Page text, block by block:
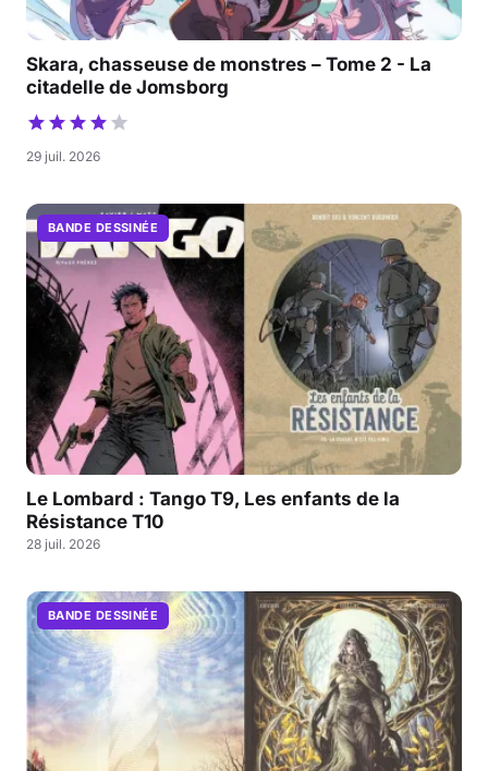
Skara, chasseuse de monstres – Tome 2 - La
citadelle de Jomsborg
29 juil. 2026
BANDE DESSINÉE
Le Lombard : Tango T9, Les enfants de la
Résistance T10
28 juil. 2026
BANDE DESSINÉE